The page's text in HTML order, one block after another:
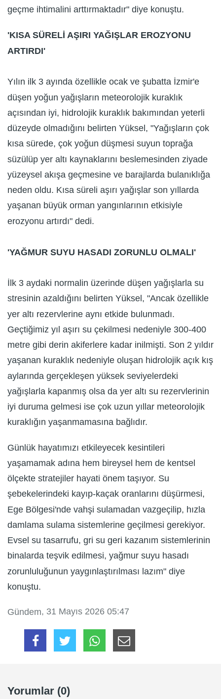
geçme ihtimalini arttırmaktadır" diye konuştu.
'KISA SÜRELİ AŞIRI YAĞIŞLAR EROZYONU
ARTIRDI'
Yılın ilk 3 ayında özellikle ocak ve şubatta İzmir'e
düşen yoğun yağışların meteorolojik kuraklık
açısından iyi, hidrolojik kuraklık bakımından yeterli
düzeyde olmadığını belirten Yüksel, "Yağışların çok
kısa sürede, çok yoğun düşmesi suyun toprağa
süzülüp yer altı kaynaklarını beslemesinden ziyade
yüzeysel akışa geçmesine ve barajlarda bulanıklığa
neden oldu. Kısa süreli aşırı yağışlar son yıllarda
yaşanan büyük orman yangınlarının etkisiyle
erozyonu artırdı" dedi.
'YAĞMUR SUYU HASADI ZORUNLU OLMALI'
İlk 3 aydaki normalin üzerinde düşen yağışlarla su
stresinin azaldığını belirten Yüksel, "Ancak özellikle
yer altı rezervlerine aynı etkide bulunmadı.
Geçtiğimiz yıl aşırı su çekilmesi nedeniyle 300-400
metre gibi derin akiferlere kadar inilmişti. Son 2 yıldır
yaşanan kuraklık nedeniyle oluşan hidrolojik açık kış
aylarında gerçekleşen yüksek seviyelerdeki
yağışlarla kapanmış olsa da yer altı su rezervlerinin
iyi duruma gelmesi ise çok uzun yıllar meteorolojik
kuraklığın yaşanmamasına bağlıdır.
Günlük hayatımızı etkileyecek kesintileri
yaşamamak adına hem bireysel hem de kentsel
ölçekte stratejiler hayati önem taşıyor. Su
şebekelerindeki kayıp-kaçak oranlarını düşürmesi,
Ege Bölgesi'nde vahşi sulamadan vazgeçilip, hızla
damlama sulama sistemlerine geçilmesi gerekiyor.
Evsel su tasarrufu, gri su geri kazanım sistemlerinin
binalarda teşvik edilmesi, yağmur suyu hasadı
zorunluluğunun yaygınlaştırılması lazım" diye
konuştu.
Gündem, 31 Mayıs 2026 05:47
Yorumlar (0)